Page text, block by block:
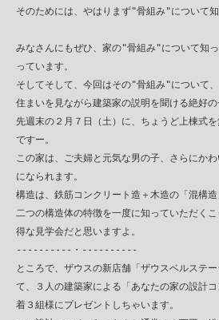
そのためには、やはりまず"骨組み"について知
みなさんにもぜひ、家の"骨組み"について知
っています。
そしてそして、今回はその"骨組み"について
住まいを見ながら建築家の説明を聞ける絶好の
先週末の２月７日（土）に、ちょうど上棟式
ですー。
この家は、ご夫婦と元気な男の子、さらにか
になられます。
構造は、鉄筋コンクリート造＋木造の「混構造
二つの構造体の特徴を一度に知っていただく
得な見学会だと思いますよ。
----------・----------
ところで、ザウスの新店舗「ザウスベルステ
て、３人の建築家による「あなたの家の設計
着３組様にプレゼントしちゃいます。